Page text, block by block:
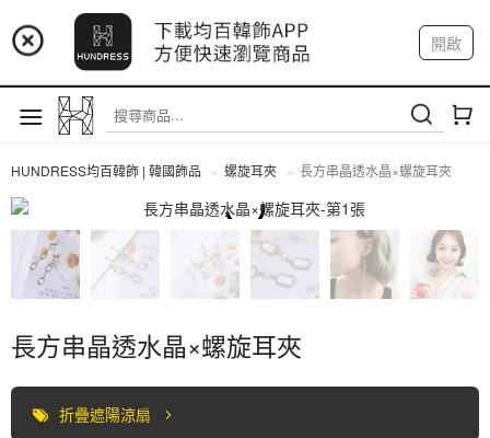
📢 市集預告：9/4-9/6 淡水捷運站
📢 市集預告：9/12-9/13 八里海巡基地
📢 市集預告：8/22-8/23 桃園青埔置地廣場
開啟
註冊 我的帳戶
HUNDRESS均百韓飾 | 韓國飾品 螺旋耳夾 長方串晶透水晶×螺旋耳夾
長方串晶透水晶×螺旋耳夾
折疊遮陽涼扇